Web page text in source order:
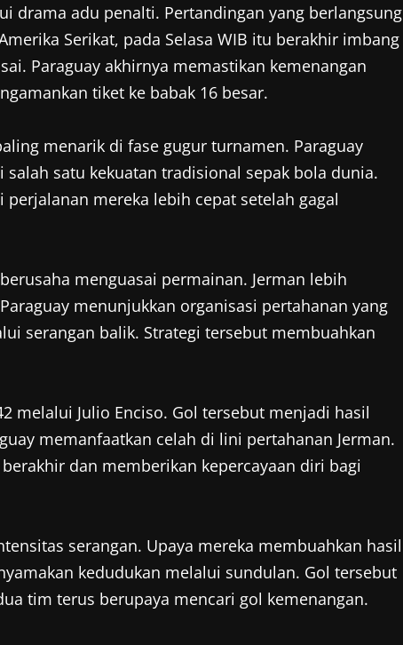
drama adu penalti. Pertandingan yang berlangsung
Serikat, pada Selasa WIB itu berakhir imbang
Paraguay akhirnya memastikan kemenangan
tiket ke babak 16 besar.
menarik di fase gugur turnamen. Paraguay
satu kekuatan tradisional sepak bola dunia.
mereka lebih cepat setelah gagal
menguasai permainan. Jerman lebih
menunjukkan organisasi pertahanan yang
serangan balik. Strategi tersebut membuahkan
melalui Julio Enciso. Gol tersebut menjadi hasil
memanfaatkan celah di lini pertahanan Jerman.
dan memberikan kepercayaan diri bagi
serangan. Upaya mereka membuahkan hasil
kedudukan melalui sundulan. Gol tersebut
tim terus berupaya mencari gol kemenangan.